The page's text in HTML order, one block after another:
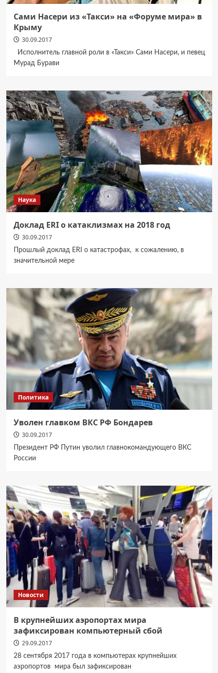
Сами Насери из «Такси» на «Форуме мира» в
Крыму
30.09.2017
Исполнитель главной роли в «Такси» Сами Насери, и певец
Мурад Бурави
Наука
Доклад ERI о катаклизмах на 2018 год
30.09.2017
Прошлый доклад ERI о катастрофах, к сожалению, в
значительной мере
Политика
Уволен главком ВКС РФ Бондарев
30.09.2017
Президент РФ Путин уволил главнокомандующего ВКС
России
Новости
В крупнейших аэропортах мира
зафиксирован компьютерный сбой
29.09.2017
28 сентября 2017 года в компьютерах крупнейших
аэропортов мира был зафиксирован